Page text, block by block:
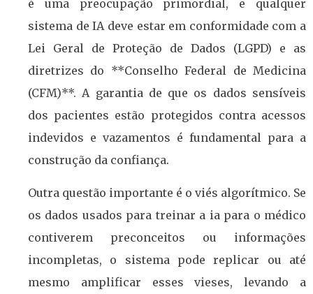
é uma preocupação primordial, e qualquer
sistema de IA deve estar em conformidade com a
Lei Geral de Proteção de Dados (LGPD) e as
diretrizes do **Conselho Federal de Medicina
(CFM)**. A garantia de que os dados sensíveis
dos pacientes estão protegidos contra acessos
indevidos e vazamentos é fundamental para a
construção da confiança.
Outra questão importante é o viés algorítmico. Se
os dados usados para treinar a ia para o médico
contiverem preconceitos ou informações
incompletas, o sistema pode replicar ou até
mesmo amplificar esses vieses, levando a